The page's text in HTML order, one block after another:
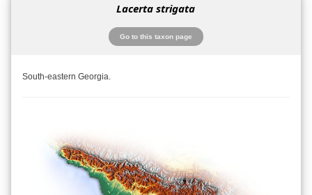
Lacerta strigata
Go to this taxon page
South-eastern Georgia.